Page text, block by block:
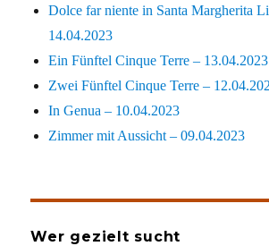
Dolce far niente in Santa Margherita
14.04.2023
Ein Fünftel Cinque Terre – 13.04.2023
Zwei Fünftel Cinque Terre –
In Genua – 10.04.2023
Zimmer mit Aussicht – 09.04.2023
Wer gezielt sucht